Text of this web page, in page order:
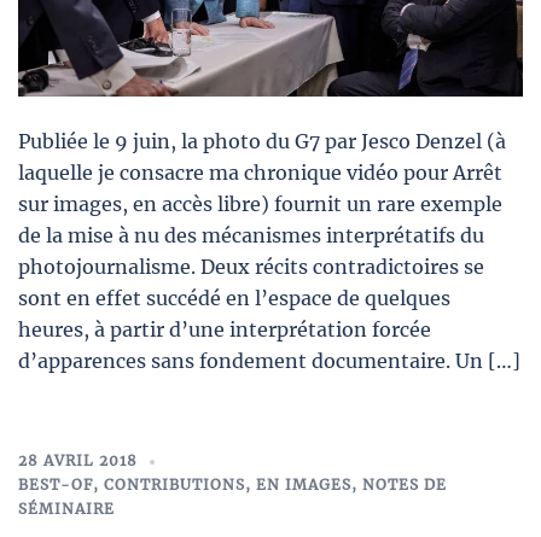
Publiée le 9 juin, la photo du G7 par Jesco Denzel (à
laquelle je consacre ma chronique vidéo pour Arrêt
sur images, en accès libre) fournit un rare exemple
de la mise à nu des mécanismes interprétatifs du
photojournalisme. Deux récits contradictoires se
sont en effet succédé en l’espace de quelques
heures, à partir d’une interprétation forcée
d’apparences sans fondement documentaire. Un […]
28 AVRIL 2018
BEST-OF, CONTRIBUTIONS, EN IMAGES, NOTES DE
SÉMINAIRE